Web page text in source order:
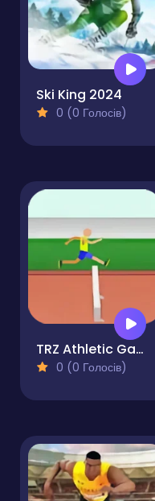
Ski King 2024
0 (0 Голосів)
TRZ Athletic Games
0 (0 Голосів)